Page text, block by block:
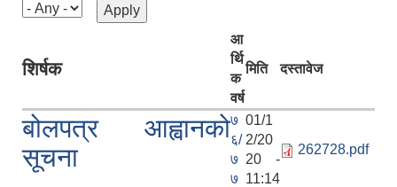
शिर्षक
आ
र्थि
क
वर्ष
मिति दस्तावेज
बोलपत्र आह्वानको
सूचना
७
६/
७
७
01/1
2/20
20 -
11:14
262728.pdf